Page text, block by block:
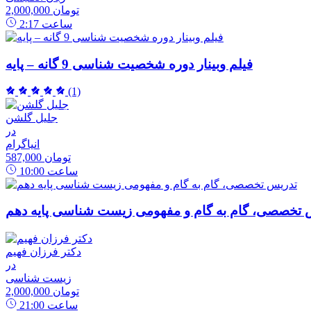
2,000,000 تومان
2:17 ساعت
فیلم وبینار دوره شخصیت شناسی 9 گانه – پایه
(1)
جلیل گلشن
در
انیاگرام
587,000 تومان
10:00 ساعت
تخصصی، گام به گام و مفهومی زیست شناسی پایه دهم
دکتر فرزان فهیم
در
زیست شناسی
2,000,000 تومان
21:00 ساعت